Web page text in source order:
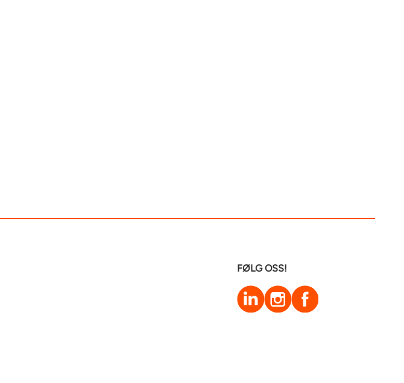
FØLG OSS!
LinkedInInstagramFacebook